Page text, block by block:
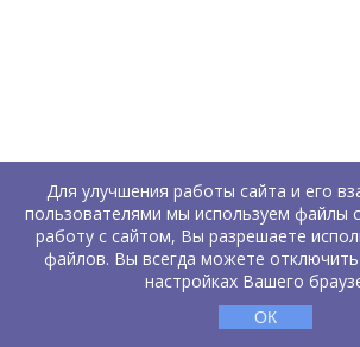
Для улучшения работы сайта и его
пользователями мы используем файлы
работу с сайтом, Вы разрешаете
файлов. Вы всегда можете
настройках Вашего
ОК